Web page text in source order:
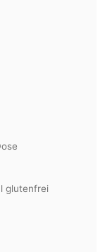
glutenfrei